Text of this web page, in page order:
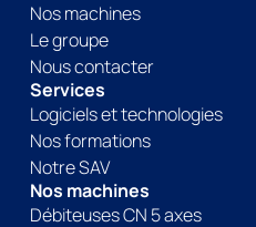
Nos machines
Le groupe
Nous contacter
Services
Logiciels et technologies
Nos formations
Notre SAV
Nos machines
Débiteuses CN 5 axes